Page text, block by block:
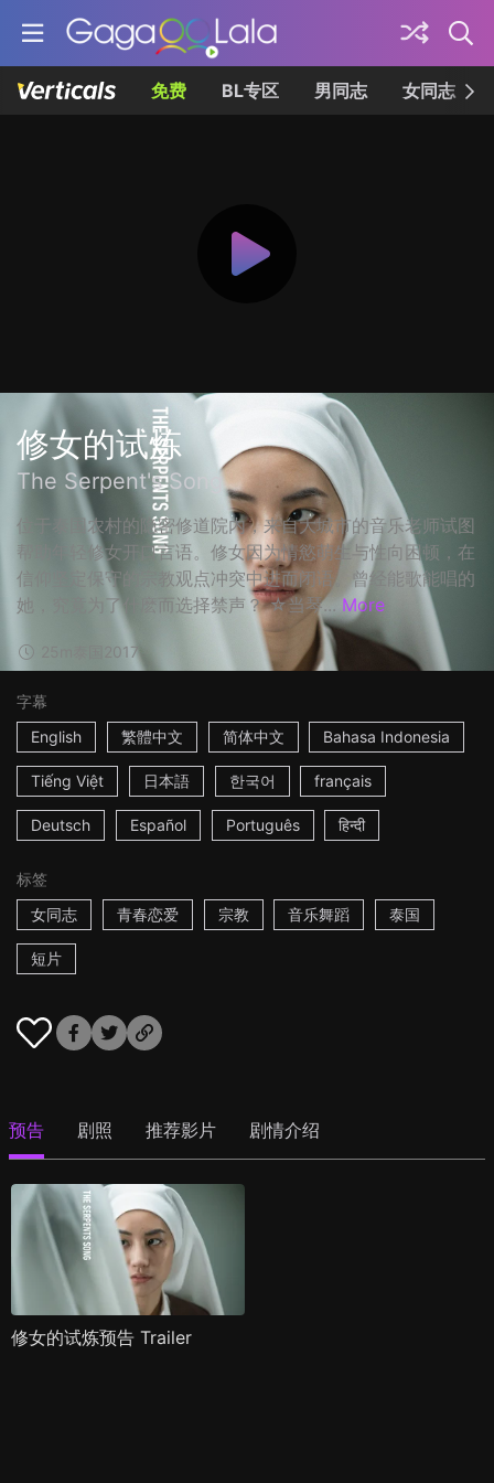
免费 BL专区 男同志 女同志
修女的试炼
The Serpent's Song
位于泰国农村的隐密修道院内，来自大城市的音乐老师试图
帮助年轻修女开口言语。修女因为情慾萌生与性向困顿，在
信仰坚定保守的宗教观点冲突中进而闭语。曾经能歌能唱的
她，究竟为了什麽而选择禁声？ ☆当琴... More
2017
字幕
English
繁體中文 简体中文 Bahasa Indonesia
Tiếng Việt 日本語 한국어 français
Deutsch Español Português हिन्दी
标签
女同志
青春恋爱 宗教 音乐舞蹈 泰国
短片
预告 剧照 推荐影片 剧情介绍
修女的试炼预告 Trailer